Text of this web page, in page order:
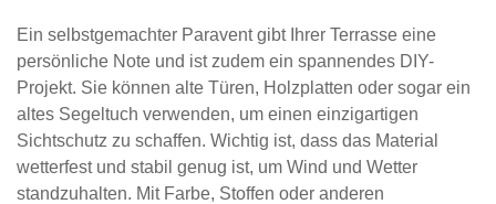
Ein selbstgemachter Paravent gibt Ihrer Terrasse eine
persönliche Note und ist zudem ein spannendes DIY-
Projekt. Sie können alte Türen, Holzplatten oder sogar ein
altes Segeltuch verwenden, um einen einzigartigen
Sichtschutz zu schaffen. Wichtig ist, dass das Material
wetterfest und stabil genug ist, um Wind und Wetter
standzuhalten. Mit Farbe, Stoffen oder anderen